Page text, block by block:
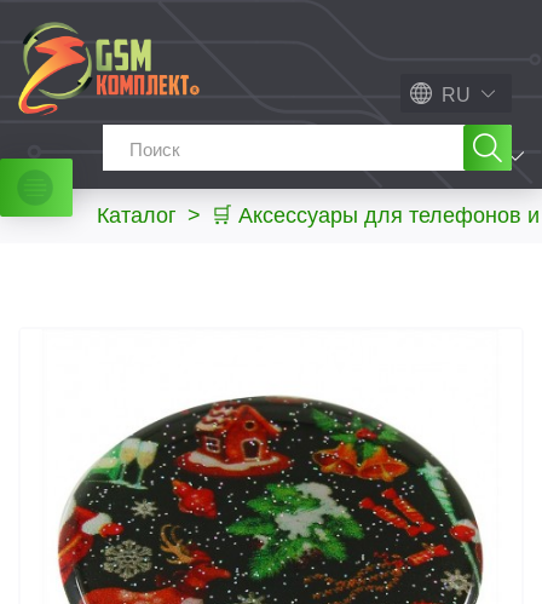
RU
МЕНЮ
Каталог > 🛒 Аксессуары для телефонов